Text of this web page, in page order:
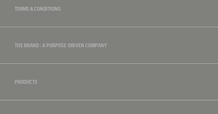
TERMS & CONDITIONS
THE BRAND : A PURPOSE-DRIVEN COMPANY
PRODUCTS